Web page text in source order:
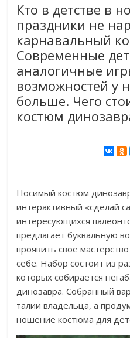
Кто в детстве в
праздники не
карнавальный
Современные
аналогичные
возможностей у
больше. Чего
костюм
Носимый костюм
интерактивный «сделай
интересующихся
предлагает буквальную
проявить свое
себе. Набор состоит из
которых собирается
динозавра. Собранный
талии владельца, а
ношение костюма для